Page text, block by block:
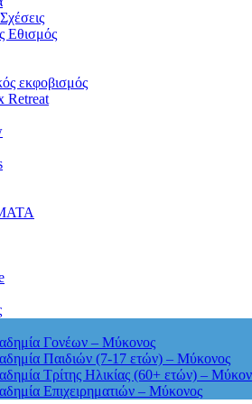
Εθισμός
εκφοβισμός
Retreat
Γονέων – Μύκονος
Παιδιών (7-17 ετών) – Μύκονος
Τρίτης Ηλικίας (60+ ετών) –
Επιχειρηματιών – Μύκονος